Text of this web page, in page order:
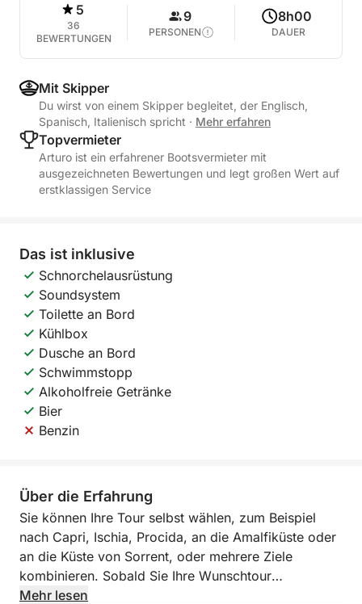
5
36
BEWERTUNGEN
9
PERSONEN
8h00
DAUER
Mit Skipper
Du wirst von einem Skipper begleitet, der Englisch,
Spanisch, Italienisch spricht · Mehr erfahren
Topvermieter
Arturo ist ein erfahrener Bootsvermieter mit
ausgezeichneten Bewertungen und legt großen Wert auf
erstklassigen Service
Das ist inklusive
Schnorchelausrüstung
Soundsystem
Toilette an Bord
Kühlbox
Dusche an Bord
Schwimmstopp
Alkoholfreie Getränke
Bier
Benzin
Über die Erfahrung
Sie können Ihre Tour selbst wählen, zum Beispiel
nach Capri, Ischia, Procida, an die Amalfiküste oder
an die Küste von Sorrent, oder mehrere Ziele
kombinieren. Sobald Sie Ihre Wunschtour
ausgewählt haben, sorgen wir für ein
Mehr lesen